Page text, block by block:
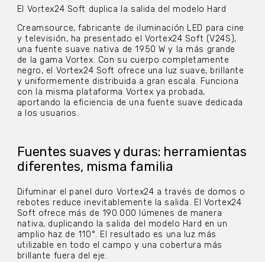
El Vortex24 Soft duplica la salida del modelo Hard
Creamsource, fabricante de iluminación LED para cine
y televisión, ha presentado el Vortex24 Soft (V24S),
una fuente suave nativa de 1950 W y la más grande
de la gama Vortex. Con su cuerpo completamente
negro, el Vortex24 Soft ofrece una luz suave, brillante
y uniformemente distribuida a gran escala. Funciona
con la misma plataforma Vortex ya probada,
aportando la eficiencia de una fuente suave dedicada
a los usuarios.
Fuentes suaves y duras: herramientas
diferentes, misma familia
Difuminar el panel duro Vortex24 a través de domos o
rebotes reduce inevitablemente la salida. El Vortex24
Soft ofrece más de 190.000 lúmenes de manera
nativa, duplicando la salida del modelo Hard en un
amplio haz de 110°. El resultado es una luz más
utilizable en todo el campo y una cobertura más
brillante fuera del eje.